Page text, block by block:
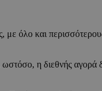
με όλο και
η διεθνής αγορά